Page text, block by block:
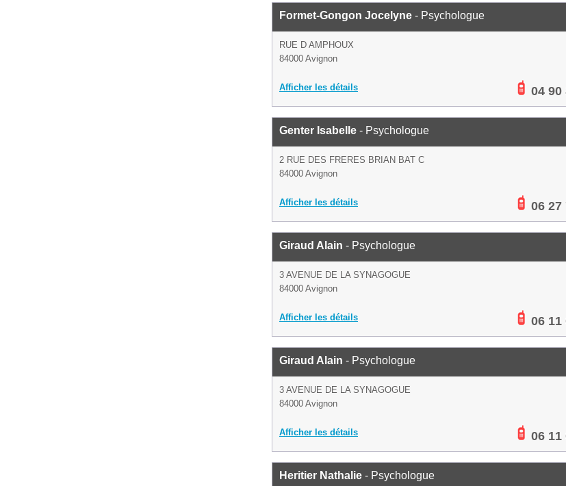
Formet-Gongon Jocelyne - Psychologue
RUE D AMPHOUX
84000 Avignon
Afficher les détails 04 90
Genter Isabelle - Psychologue
2 RUE DES FRERES BRIAN BAT C
84000 Avignon
Afficher les détails 06 27
Giraud Alain - Psychologue
3 AVENUE DE LA SYNAGOGUE
84000 Avignon
Afficher les détails 06 11
Giraud Alain - Psychologue
3 AVENUE DE LA SYNAGOGUE
84000 Avignon
Afficher les détails 06 11
Heritier Nathalie - Psychologue